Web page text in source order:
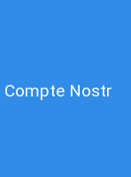
Compte Nostr